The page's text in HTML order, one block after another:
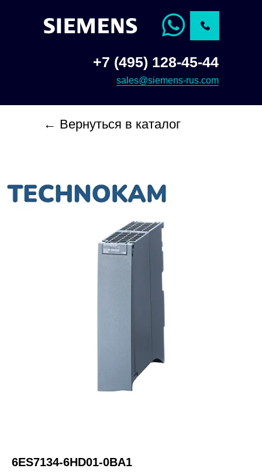
+7 (495) 128-45-44
sales@siemens-rus.com
← Вернуться в каталог
6ES7134-6HD01-0BA1